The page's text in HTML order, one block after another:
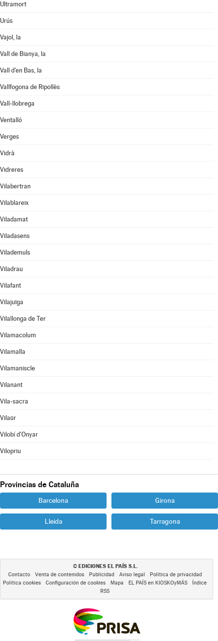
Ultramort
Urús
Vajol, la
Vall de Bianya, la
Vall d'en Bas, la
Vallfogona de Ripollès
Vall-llobrega
Ventalló
Verges
Vidrà
Vidreres
Vilabertran
Vilablareix
Viladamat
Viladasens
Vilademuls
Viladrau
Vilafant
Vilajuïga
Vilallonga de Ter
Vilamacolum
Vilamalla
Vilamaniscle
Vilanant
Vila-sacra
Vilaür
Vilobí d'Onyar
Vilopriu
Provincias de Cataluña
Barcelona Girona
Lleida Tarragona
© EDICIONES EL PAÍS S.L.
Contacto Venta de contenidos Publicidad Aviso legal
Política de privacidad
Política cookies
Configuración de cookies Mapa EL PAÍS en KIOSKOyMÁS
Índice
RSS